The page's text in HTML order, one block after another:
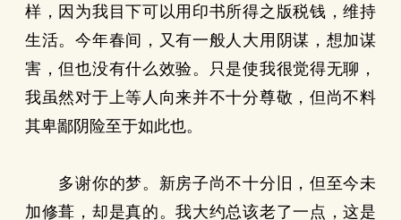
样，因为我目下可以用印书所得之版税钱，维持
生活。今年春间，又有一般人大用阴谋，想加谋
害，但也没有什么效验。只是使我很觉得无聊，
我虽然对于上等人向来并不十分尊敬，但尚不料
其卑鄙阴险至于如此也。
多谢你的梦。新房子尚不十分旧，但至今未
加修葺，却是真的。我大约总该老了一点，这是